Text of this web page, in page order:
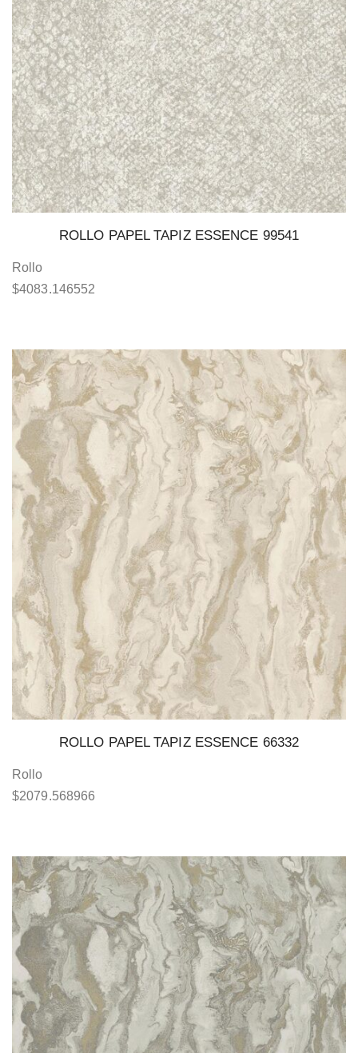
ROLLO PAPEL TAPIZ ESSENCE 99541
Rollo
$4083.146552
ROLLO PAPEL TAPIZ ESSENCE 66332
Rollo
$2079.568966